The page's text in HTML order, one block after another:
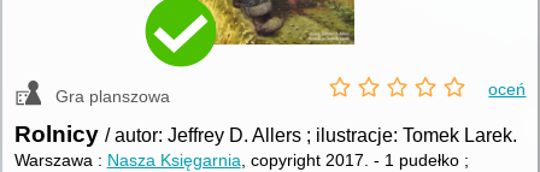
Gra planszowa oceń
Rolnicy / autor: Jeffrey D. Allers ; ilustracje: Tomek Larek.
Warszawa : Nasza Księgarnia, copyright 2017. - 1 pudełko ;